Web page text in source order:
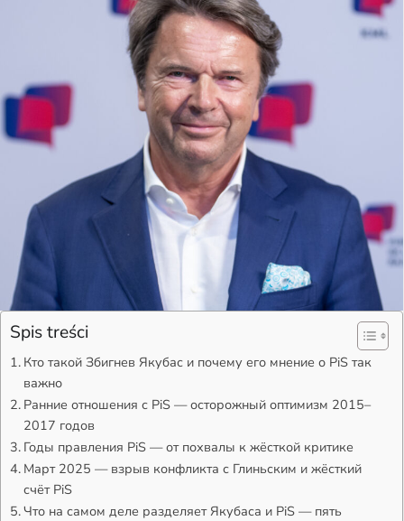
Spis treści
Кто такой Збигнев Якубас и почему его мнение о PiS так
важно
Ранние отношения с PiS — осторожный оптимизм 2015–
2017 годов
Годы правления PiS — от похвалы к жёсткой критике
Март 2025 — взрыв конфликта с Глиньским и жёсткий
счёт PiS
Что на самом деле разделяет Якубаса и PiS — пять